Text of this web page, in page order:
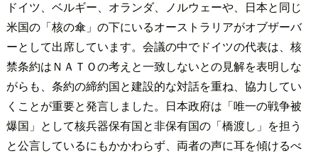
ドイツ、ベルギー、オランダ、ノルウェーや、日本と同じ
米国の「核の傘」の下にいるオーストラリアがオブザーバ
ーとして出席しています。会議の中でドイツの代表は、核
禁条約はＮＡＴＯの考えと一致しないとの見解を表明しな
がらも、条約の締約国と建設的な対話を重ね、協力してい
くことが重要と発言しました。日本政府は「唯一の戦争被
爆国」として核兵器保有国と非保有国の「橋渡し」を担う
と公言しているにもかかわらず、両者の声に耳を傾けるべ